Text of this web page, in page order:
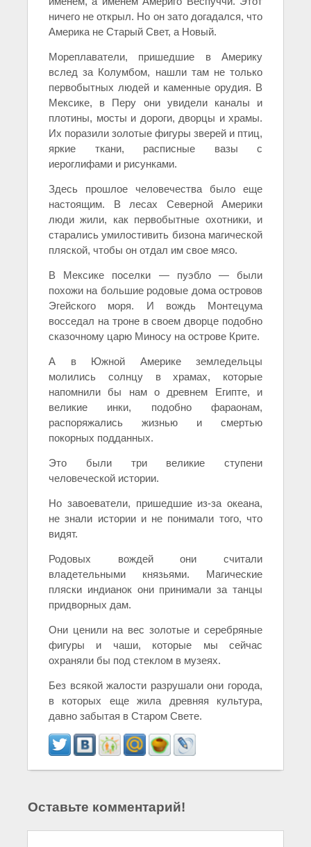
ничего не открыл. Но он зато догадался, что
Америка не Старый Свет, а Новый.
Мореплаватели, пришедшие в Америку
вслед за Колумбом, нашли там не только
первобытных людей и каменные орудия. В
Мексике, в Перу они увидели каналы и
плотины, мосты и дороги, дворцы и храмы.
Их поразили золотые фигуры зверей и птиц,
яркие ткани, расписные вазы с
иероглифами и рисунками.
Здесь прошлое человечества было еще
настоящим. В лесах Северной Америки
люди жили, как первобытные охотники, и
старались умилостивить бизона магической
пляской, чтобы он отдал им свое мясо.
В Мексике поселки — пуэбло — были
похожи на большие родовые дома островов
Эгейского моря. И вождь Монтецума
восседал на троне в своем дворце подобно
сказочному царю Миносу на острове Крите.
А в Южной Америке земледельцы
молились солнцу в храмах, которые
напомнили бы нам о древнем Египте, и
великие инки, подобно фараонам,
распоряжались жизнью и смертью
покорных подданных.
Это были три великие ступени
человеческой истории.
Но завоеватели, пришедшие из-за океана,
не знали истории и не понимали того, что
видят.
Родовых вождей они считали
владетельными князьями. Магические
пляски индианок они принимали за танцы
придворных дам.
Они ценили на вес золотые и серебряные
фигуры и чаши, которые мы сейчас
охраняли бы под стеклом в музеях.
Без всякой жалости разрушали они города,
в которых еще жила древняя культура,
давно забытая в Старом Свете.
Оставьте комментарий!